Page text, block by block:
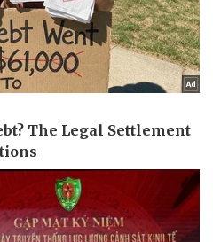
Quân sự - Quốc phòng
Vũ khí
Việt Nam